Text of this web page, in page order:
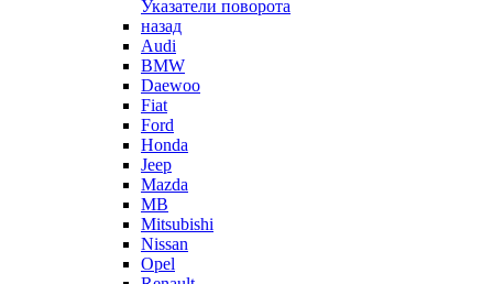
Указатели поворота
назад
Audi
BMW
Daewoo
Fiat
Ford
Honda
Jeep
Mazda
MB
Mitsubishi
Nissan
Opel